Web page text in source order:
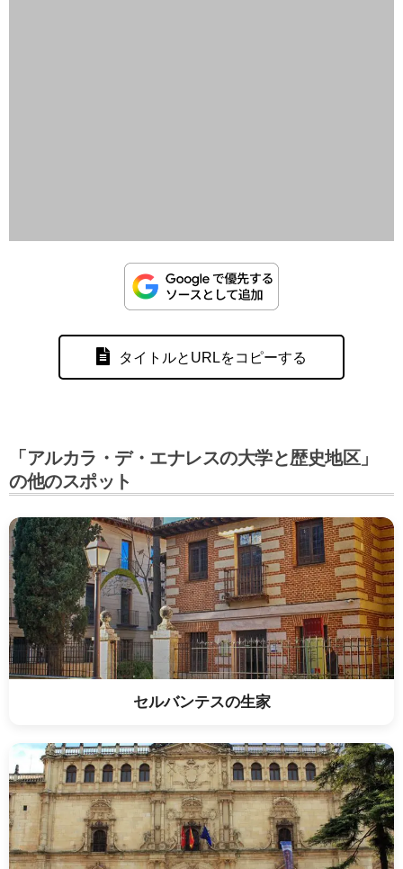
タイトルとURLをコピーする
「アルカラ・デ・エナレスの大学と歴史地区」
の他のスポット
セルバンテスの生家